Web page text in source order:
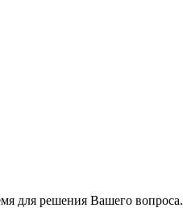
для решения Вашего вопроса.